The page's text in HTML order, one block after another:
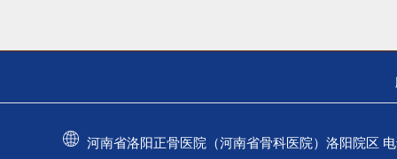
河南省洛阳正骨医院（河南省骨科医院）洛阳院区